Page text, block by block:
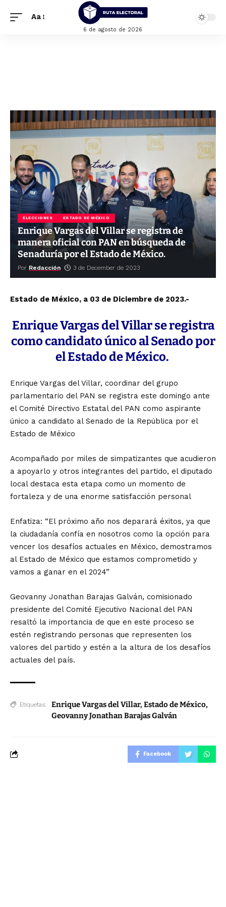
Aa
6 de agosto de 2026
ELECCIONES ESTADO DE MÉXICO
Enrique Vargas del Villar se registra de
manera oficial con PAN en búsqueda de
Senaduría por el Estado de México.
Por Redacción 3 de December de 2023
Estado de México, a 03 de Diciembre de 2023.-
Enrique Vargas del Villar se registra
como candidato único al Senado por
el Estado de México.
Enrique Vargas del Villar, coordinar del grupo
parlamentario del PAN se registra este domingo ante
el Comité Directivo Estatal del PAN como aspirante
único a candidato al Senado de la República por el
Estado de México
Acompañado por miles de simpatizantes que acudieron
a apoyarlo y otros integrantes del partido, el diputado
local destaca esta etapa como un momento de
fortaleza y de una enorme satisfacción personal
Enfatiza: “El próximo año nos deparará éxitos, ya que
la ciudadanía confía en nosotros como la opción para
vencer los desafíos actuales en México, demostramos
al Estado de México que estamos comprometido y
vamos a ganar en el 2024”
Geovanny Jonathan Barajas Galván, comisionado
presidente del Comité Ejecutivo Nacional del PAN
resaltó la importancia de que en este proceso se
estén registrando personas que representen los
valores del partido y estén a la altura de los desafíos
actuales del país.
Etiquetas: Enrique Vargas del Villar, Estado de México,
Geovanny Jonathan Barajas Galván
Facebook